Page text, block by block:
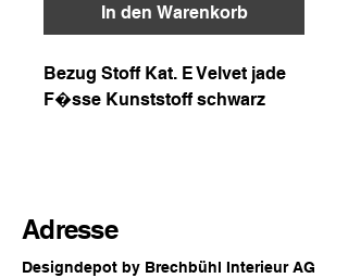
In den Warenkorb
Bezug Stoff Kat. E Velvet jade
F�sse Kunststoff schwarz
Adresse
Designdepot by Brechbühl Interieur AG